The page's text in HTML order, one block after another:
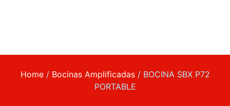
Home/ Bocinas Amplificadas/ BOCINA SBX P72
PORTABLE